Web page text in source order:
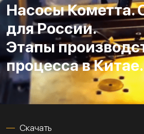
Насосы Кометта.
для России.
Этапы
процесса в Китае.
Скачать